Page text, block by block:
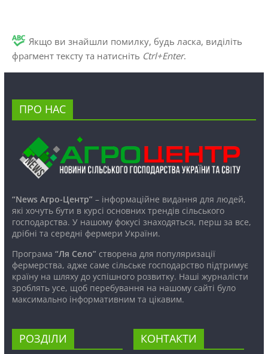
Якщо ви знайшли помилку, будь ласка, виділіть
фрагмент тексту та натисніть Ctrl+Enter.
ПРО НАС
“News Агро-Центр”– інформаційне видання для людей,
які хочуть бути в курсі основних трендів сільського
господарства. У нашому фокусі знаходяться, перш за все,
дрібні та середні фермери України.
Програма “Ля Село”створена для популяризації
фермерства, адже саме сільське господарство підтримує
країну на шляху до успішного розвитку. Наші журналісти
зроблять усе, щоб перебування на нашому сайті було
максимально інформативним та цікавим.
РОЗДІЛИ КОНТАКТИ